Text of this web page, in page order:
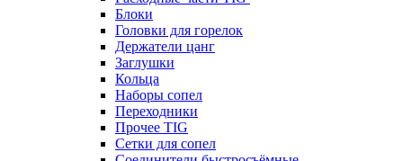
Блоки
Головки для горелок
Держатели цанг
Заглушки
Кольца
Наборы сопел
Переходники
Прочее TIG
Сетки для сопел